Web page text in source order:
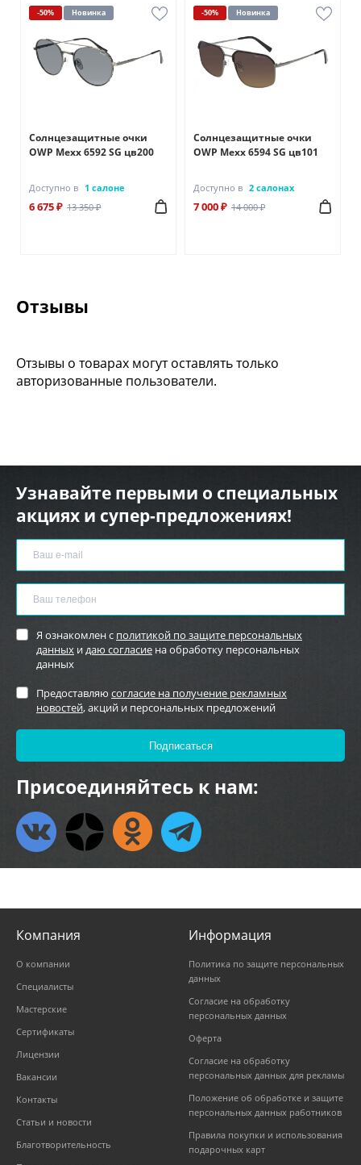
-50% Новинка
Солнцезащитные очки
OWP Mexx 6592 SG цв200
Доступно в 1 салоне
6 675 ₽ 13 350 ₽
-50% Новинка
Солнцезащитные очки
OWP Mexx 6594 SG цв101
Доступно в 2 салонах
7 000 ₽ 14 000 ₽
Отзывы
Отзывы о товарах могут оставлять только
авторизованные пользователи.
Узнавайте первыми о специальных
акциях и супер-предложениях!
Я ознакомлен с политикой по защите персональных
данных и даю согласие на обработку персональных
данных
Предоставляю согласие на получение рекламных
новостей, акций и персональных предложений
Присоединяйтесь к нам:
Компания
О компании
Специалисты
Мастерские
Сертификаты
Лицензии
Вакансии
Контакты
Статьи и новости
Благотворительность
Информация
Политика по защите персональных
данных
Согласие на обработку
персональных данных
Оферта
Согласие на обработку
персональных данных для рекламы
Положение об обработке и защите
персональных данных работников
Правила покупки и использования
подарочных карт